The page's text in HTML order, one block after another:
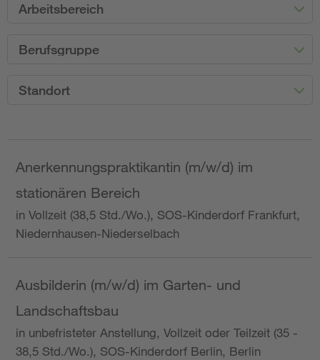
Arbeitsbereich
Berufsgruppe
Standort
Anerkennungspraktikantin (m/w/d) im
stationären Bereich
in Vollzeit (38,5 Std./Wo.), SOS-Kinderdorf Frankfurt,
Niedernhausen-Niederselbach
Ausbilderin (m/w/d) im Garten- und
Landschaftsbau
in unbefristeter Anstellung, Vollzeit oder Teilzeit (35 -
38,5 Std./Wo.), SOS-Kinderdorf Berlin, Berlin